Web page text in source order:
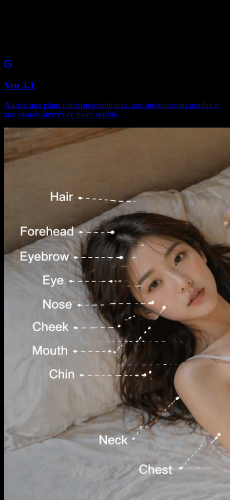
Veo 3.1
Adapté aux plans cinématographiques, aux présentations produit et
aux visuels animés de haute qualité.